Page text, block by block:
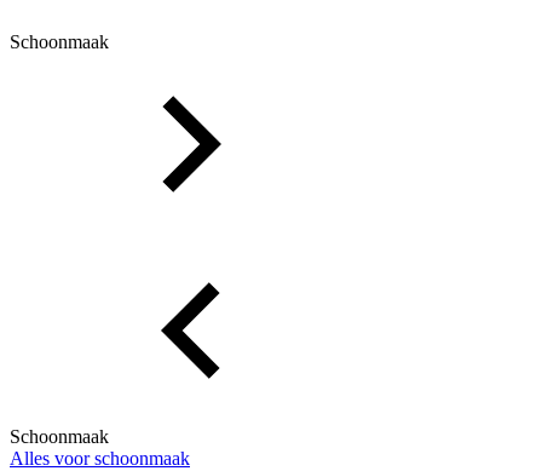
Schoonmaak
Schoonmaak
Alles voor schoonmaak